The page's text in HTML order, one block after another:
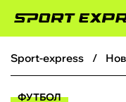
ФУТБОЛ
sport-express
ФУТБОЛ